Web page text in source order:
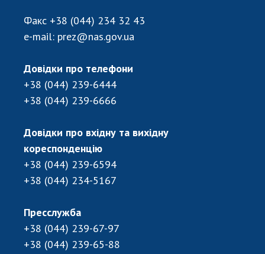
Факс +38 (044) 234 32 43
e-mail: prez@nas.gov.ua
Довідки про телефони
+38 (044) 239-6444
+38 (044) 239-6666
Довідки про вхідну та вихідну
кореспонденцію
+38 (044) 239-6594
+38 (044) 234-5167
Пресслужба
+38 (044) 239-67-97
+38 (044) 239-65-88